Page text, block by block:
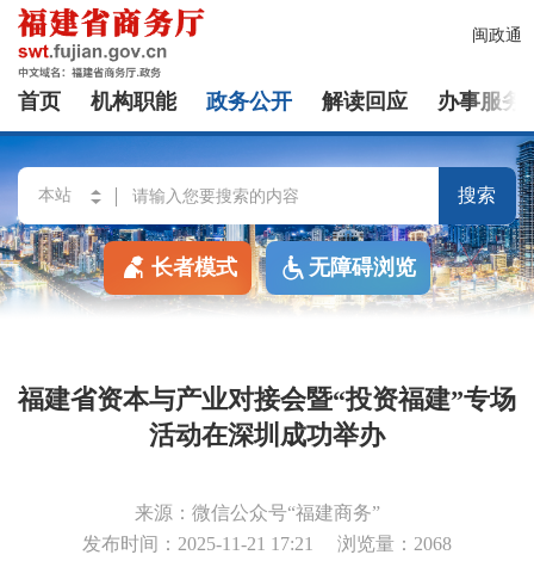
闽政通
首页 机构职能 政务公开 解读回应 办事服务
搜索
长者模式 无障碍浏览
福建省资本与产业对接会暨“投资福建”专场
活动在深圳成功举办
来源：微信公众号“福建商务”
发布时间：2025-11-21 17:21
浏览量：2068